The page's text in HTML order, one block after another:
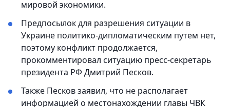
мировой экономики.
Предпосылок для разрешения ситуации в
Украине политико-дипломатическим путем нет,
поэтому конфликт продолжается,
прокомментировал ситуацию пресс-секретарь
президента РФ Дмитрий Песков.
Также Песков заявил, что не располагает
информацией о местонахождении главы ЧВК